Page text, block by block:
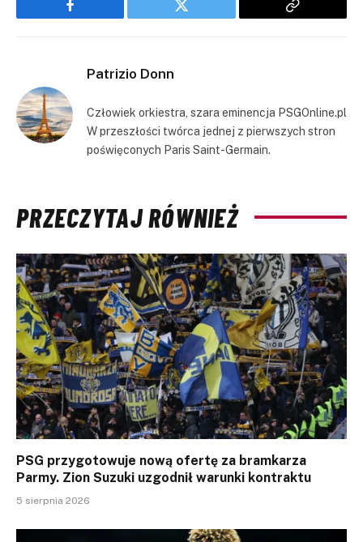
Facebook Twitter
Copy
Patrizio Donn
Człowiek orkiestra, szara eminencja PSGOnline.pl
W przeszłości twórca jednej z pierwszych stron
poświęconych Paris Saint-Germain.
PRZECZYTAJ RÓWNIEŻ
PSG przygotowuje nową ofertę za bramkarza
Parmy. Zion Suzuki uzgodnił warunki kontraktu
5 sierpnia 2026